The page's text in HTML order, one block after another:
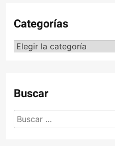
Categorías
Categorías
Buscar
Buscar: